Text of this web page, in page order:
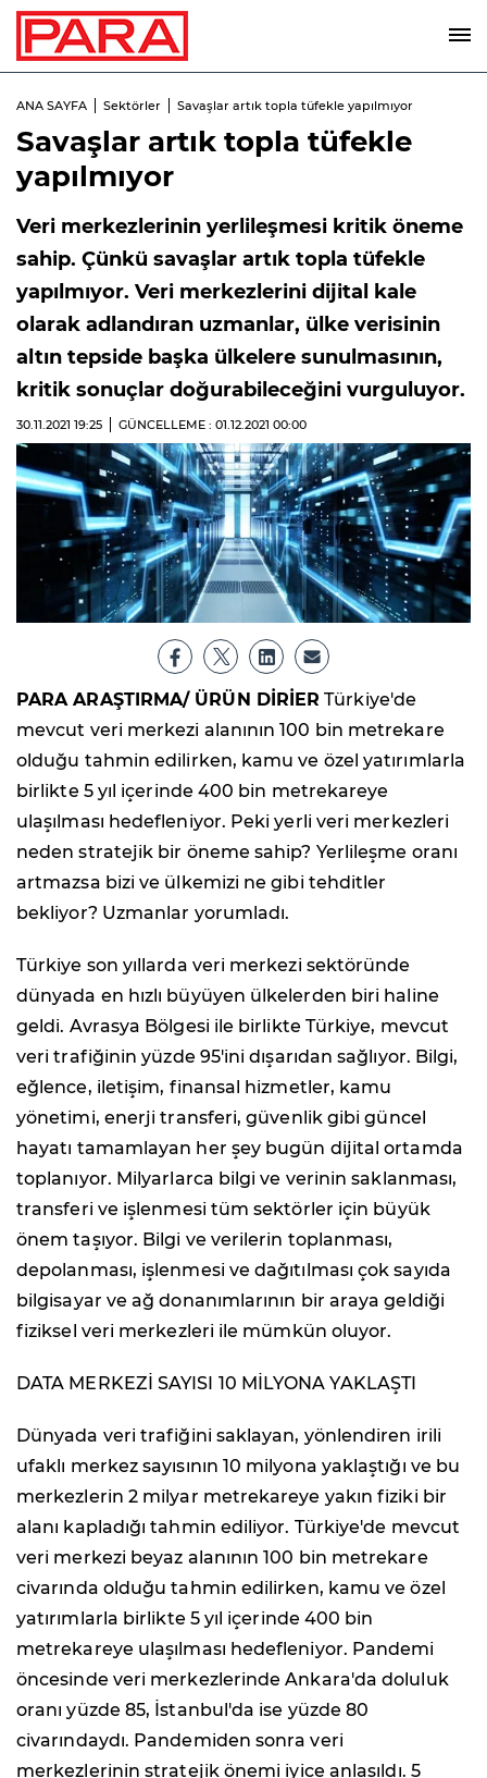
ANA SAYFA Sektörler Savaşlar artık topla tüfekle yapılmıyor
Savaşlar artık topla tüfekle
yapılmıyor
Veri merkezlerinin yerlileşmesi kritik öneme
sahip. Çünkü savaşlar artık topla tüfekle
yapılmıyor. Veri merkezlerini dijital kale
olarak adlandıran uzmanlar, ülke verisinin
altın tepside başka ülkelere sunulmasının,
kritik sonuçlar doğurabileceğini vurguluyor.
30.11.2021 19:25 GÜNCELLEME : 01.12.2021 00:00
PARA ARAŞTIRMA/ ÜRÜN DİRİER Türkiye'de
mevcut veri merkezi alanının 100 bin metrekare
olduğu tahmin edilirken, kamu ve özel yatırımlarla
birlikte 5 yıl içerinde 400 bin metrekareye
ulaşılması hedefleniyor. Peki yerli veri merkezleri
neden stratejik bir öneme sahip? Yerlileşme oranı
artmazsa bizi ve ülkemizi ne gibi tehditler
bekliyor? Uzmanlar yorumladı.
Türkiye son yıllarda veri merkezi sektöründe
dünyada en hızlı büyüyen ülkelerden biri haline
geldi. Avrasya Bölgesi ile birlikte Türkiye, mevcut
veri trafiğinin yüzde 95'ini dışarıdan sağlıyor. Bilgi,
eğlence, iletişim, finansal hizmetler, kamu
yönetimi, enerji transferi, güvenlik gibi güncel
hayatı tamamlayan her şey bugün dijital ortamda
toplanıyor. Milyarlarca bilgi ve verinin saklanması,
transferi ve işlenmesi tüm sektörler için büyük
önem taşıyor. Bilgi ve verilerin toplanması,
depolanması, işlenmesi ve dağıtılması çok sayıda
bilgisayar ve ağ donanımlarının bir araya geldiği
fiziksel veri merkezleri ile mümkün oluyor.
DATA MERKEZİ SAYISI 10 MİLYONA YAKLAŞTI
Dünyada veri trafiğini saklayan, yönlendiren irili
ufaklı merkez sayısının 10 milyona yaklaştığı ve bu
merkezlerin 2 milyar metrekareye yakın fiziki bir
alanı kapladığı tahmin ediliyor. Türkiye'de mevcut
veri merkezi beyaz alanının 100 bin metrekare
civarında olduğu tahmin edilirken, kamu ve özel
yatırımlarla birlikte 5 yıl içerinde 400 bin
metrekareye ulaşılması hedefleniyor. Pandemi
öncesinde veri merkezlerinde Ankara'da doluluk
oranı yüzde 85, İstanbul'da ise yüzde 80
civarındaydı. Pandemiden sonra veri
merkezlerinin stratejik önemi iyice anlaşıldı. 5